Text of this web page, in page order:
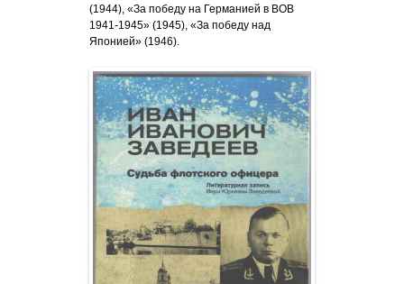
(1944), «За победу на Германией в ВОВ
1941-1945» (1945), «За победу над
Японией» (1946).